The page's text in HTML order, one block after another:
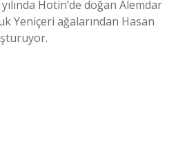
Hotin’de doğan Alemdar
Yeniçeri ağalarından Hasan